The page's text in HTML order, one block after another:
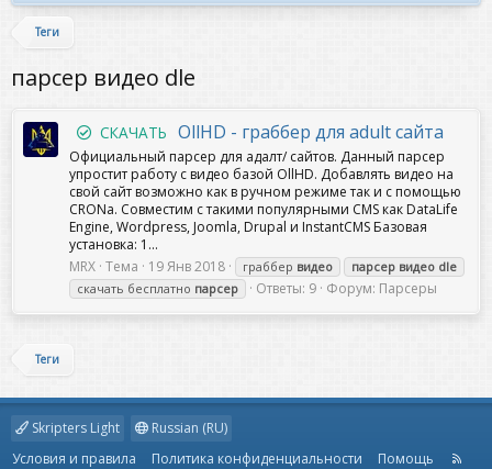
Теги
парсер видео dle
СКАЧАТЬ OllHD - граббер для adult сайта
Официальный парсер для адалт/ сайтов. Данный парсер
упростит работу с видео базой OllHD. Добавлять видео на
свой сайт возможно как в ручном режиме так и с помощью
CRONа. Совместим с такими популярными CMS как DataLife
Engine, Wordpress, Joomla, Drupal и InstantCMS Базовая
установка: 1...
MRX Тема 19 Янв 2018 граббер видео парсер видео dle
скачать бесплатно парсер Ответы: 9 Форум: Парсеры
Теги
Skripters Light
Russian (RU)
Условия и правила
Политика конфиденциальности Помощь
R